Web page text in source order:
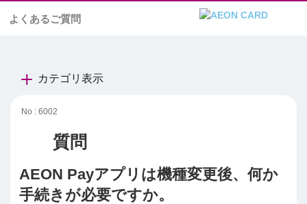
よくあるご質問
カテゴリ表示
No : 6002
AEON Payアプリは機種変更後、何か
手続きが必要ですか。